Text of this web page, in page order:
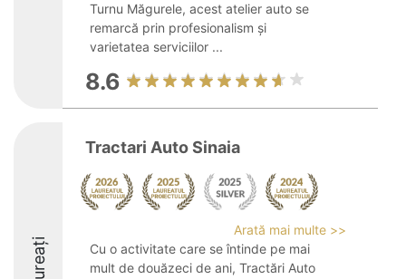
Turnu Măgurele, acest atelier auto se
remarcă prin profesionalism și
varietatea serviciilor ...
8.6
Tractari Auto Sinaia
Arată mai multe >>
Cu o activitate care se întinde pe mai
mult de douăzeci de ani, Tractări Auto